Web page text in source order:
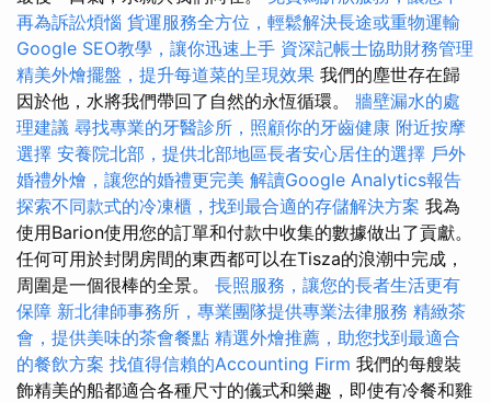
再為訴訟煩惱 貨運服務全方位，輕鬆解決長途或重物運輸
Google SEO教學，讓你迅速上手 資深記帳士協助財務管理
精美外燴擺盤，提升每道菜的呈現效果 我們的塵世存在歸
因於他，水將我們帶回了自然的永恆循環。 牆壁漏水的處
理建議 尋找專業的牙醫診所，照顧你的牙齒健康 附近按摩
選擇 安養院北部，提供北部地區長者安心居住的選擇 戶外
婚禮外燴，讓您的婚禮更完美 解讀Google Analytics報告
探索不同款式的冷凍櫃，找到最合適的存儲解決方案 我為
使用Barion使用您的訂單和付款中收集的數據做出了貢獻。
任何可用於封閉房間的東西都可以在Tisza的浪潮中完成，
周圍是一個很棒的全景。 長照服務，讓您的長者生活更有
保障 新北律師事務所，專業團隊提供專業法律服務 精緻茶
會，提供美味的茶會餐點 精選外燴推薦，助您找到最適合
的餐飲方案 找值得信賴的Accounting Firm 我們的每艘裝
飾精美的船都適合各種尺寸的儀式和樂趣，即使有冷餐和雞